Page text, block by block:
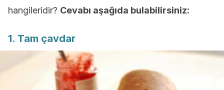
hangileridir? Cevabı aşağıda bulabilirsiniz:
1. Tam çavdar